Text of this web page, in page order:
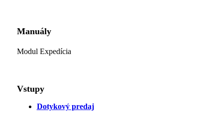
Manuály
Modul Expedícia
Vstupy
Dotykový predaj